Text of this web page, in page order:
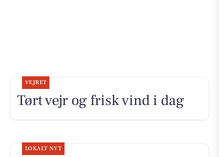
VEJRET
Tørt vejr og frisk vind i dag
LOKALT NYT